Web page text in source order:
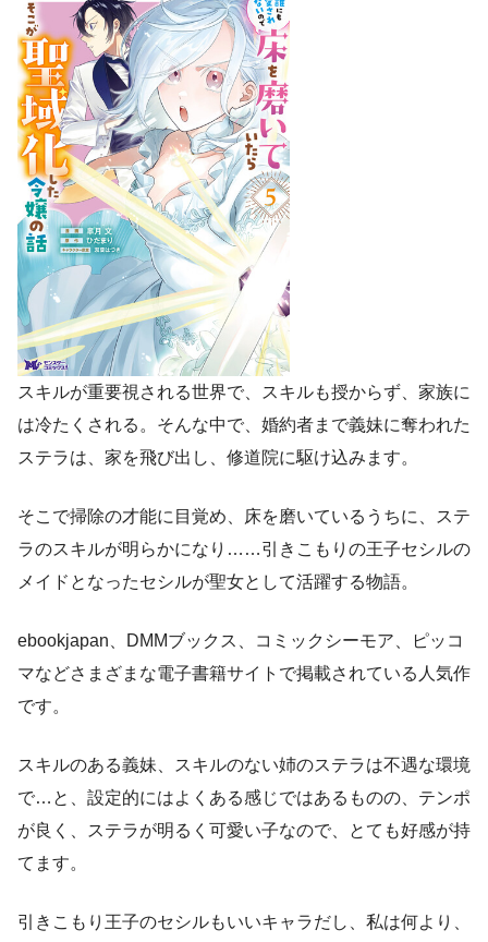
スキルが重要視される世界で、スキルも授からず、家族に
は冷たくされる。そんな中で、婚約者まで義妹に奪われた
ステラは、家を飛び出し、修道院に駆け込みます。
そこで掃除の才能に目覚め、床を磨いているうちに、ステ
ラのスキルが明らかになり……引きこもりの王子セシルの
メイドとなったセシルが聖女として活躍する物語。
ebookjapan、DMMブックス、コミックシーモア、ピッコ
マなどさまざまな電子書籍サイトで掲載されている人気作
です。
スキルのある義妹、スキルのない姉のステラは不遇な環境
で…と、設定的にはよくある感じではあるものの、テンポ
が良く、ステラが明るく可愛い子なので、とても好感が持
てます。
引きこもり王子のセシルもいいキャラだし、私は何より、